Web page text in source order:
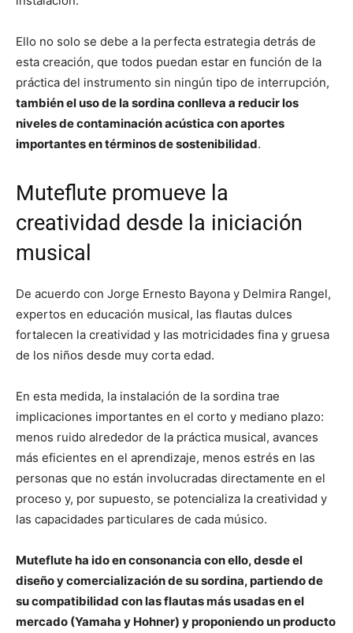
Ello no solo se debe a la perfecta estrategia detrás de
esta creación, que todos puedan estar en función de la
práctica del instrumento sin ningún tipo de interrupción,
también el uso de la sordina conlleva a reducir los
niveles de contaminación acústica con aportes
importantes en términos de sostenibilidad.
Muteflute promueve la
creatividad desde la iniciación
musical
De acuerdo con Jorge Ernesto Bayona y Delmira Rangel,
expertos en educación musical, las flautas dulces
fortalecen la creatividad y las motricidades fina y gruesa
de los niños desde muy corta edad.
En esta medida, la instalación de la sordina trae
implicaciones importantes en el corto y mediano plazo:
menos ruido alrededor de la práctica musical, avances
más eficientes en el aprendizaje, menos estrés en las
personas que no están involucradas directamente en el
proceso y, por supuesto, se potencializa la creatividad y
las capacidades particulares de cada músico.
Muteflute ha ido en consonancia con ello, desde el
diseño y comercialización de su sordina, partiendo de
su compatibilidad con las flautas más usadas en el
mercado (Yamaha y Hohner) y proponiendo un producto